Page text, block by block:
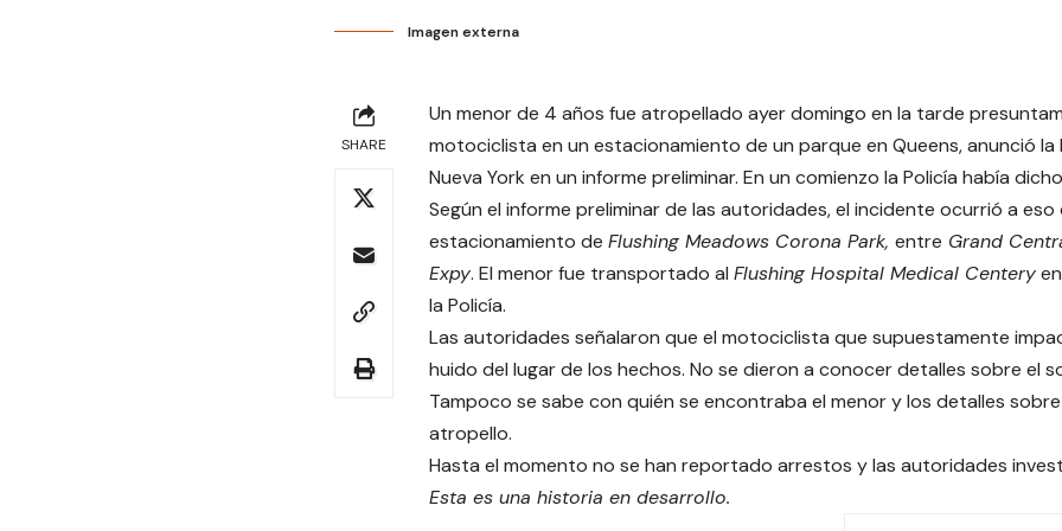
Imagen externa
SHARE
Un menor de 4 años fue atropellado ayer domingo en la tarde
motociclista en un estacionamiento de un parque en Queens, anunció la
Nueva York en un informe preliminar. En un comienzo la Policía había
Según el informe preliminar de las autoridades, el incidente ocurrió a eso
estacionamiento de Flushing Meadows Corona Park, entre Grand
Expy. El menor fue transportado al Flushing Hospital Medical Centery
la Policía.
Las autoridades señalaron que el motociclista que supuestamente
huido del lugar de los hechos. No se dieron a conocer detalles sobre el
Tampoco se sabe con quién se encontraba el menor y los detalles
atropello.
Hasta el momento no se han reportado arrestos y las autoridades
Esta es una historia en desarrollo.